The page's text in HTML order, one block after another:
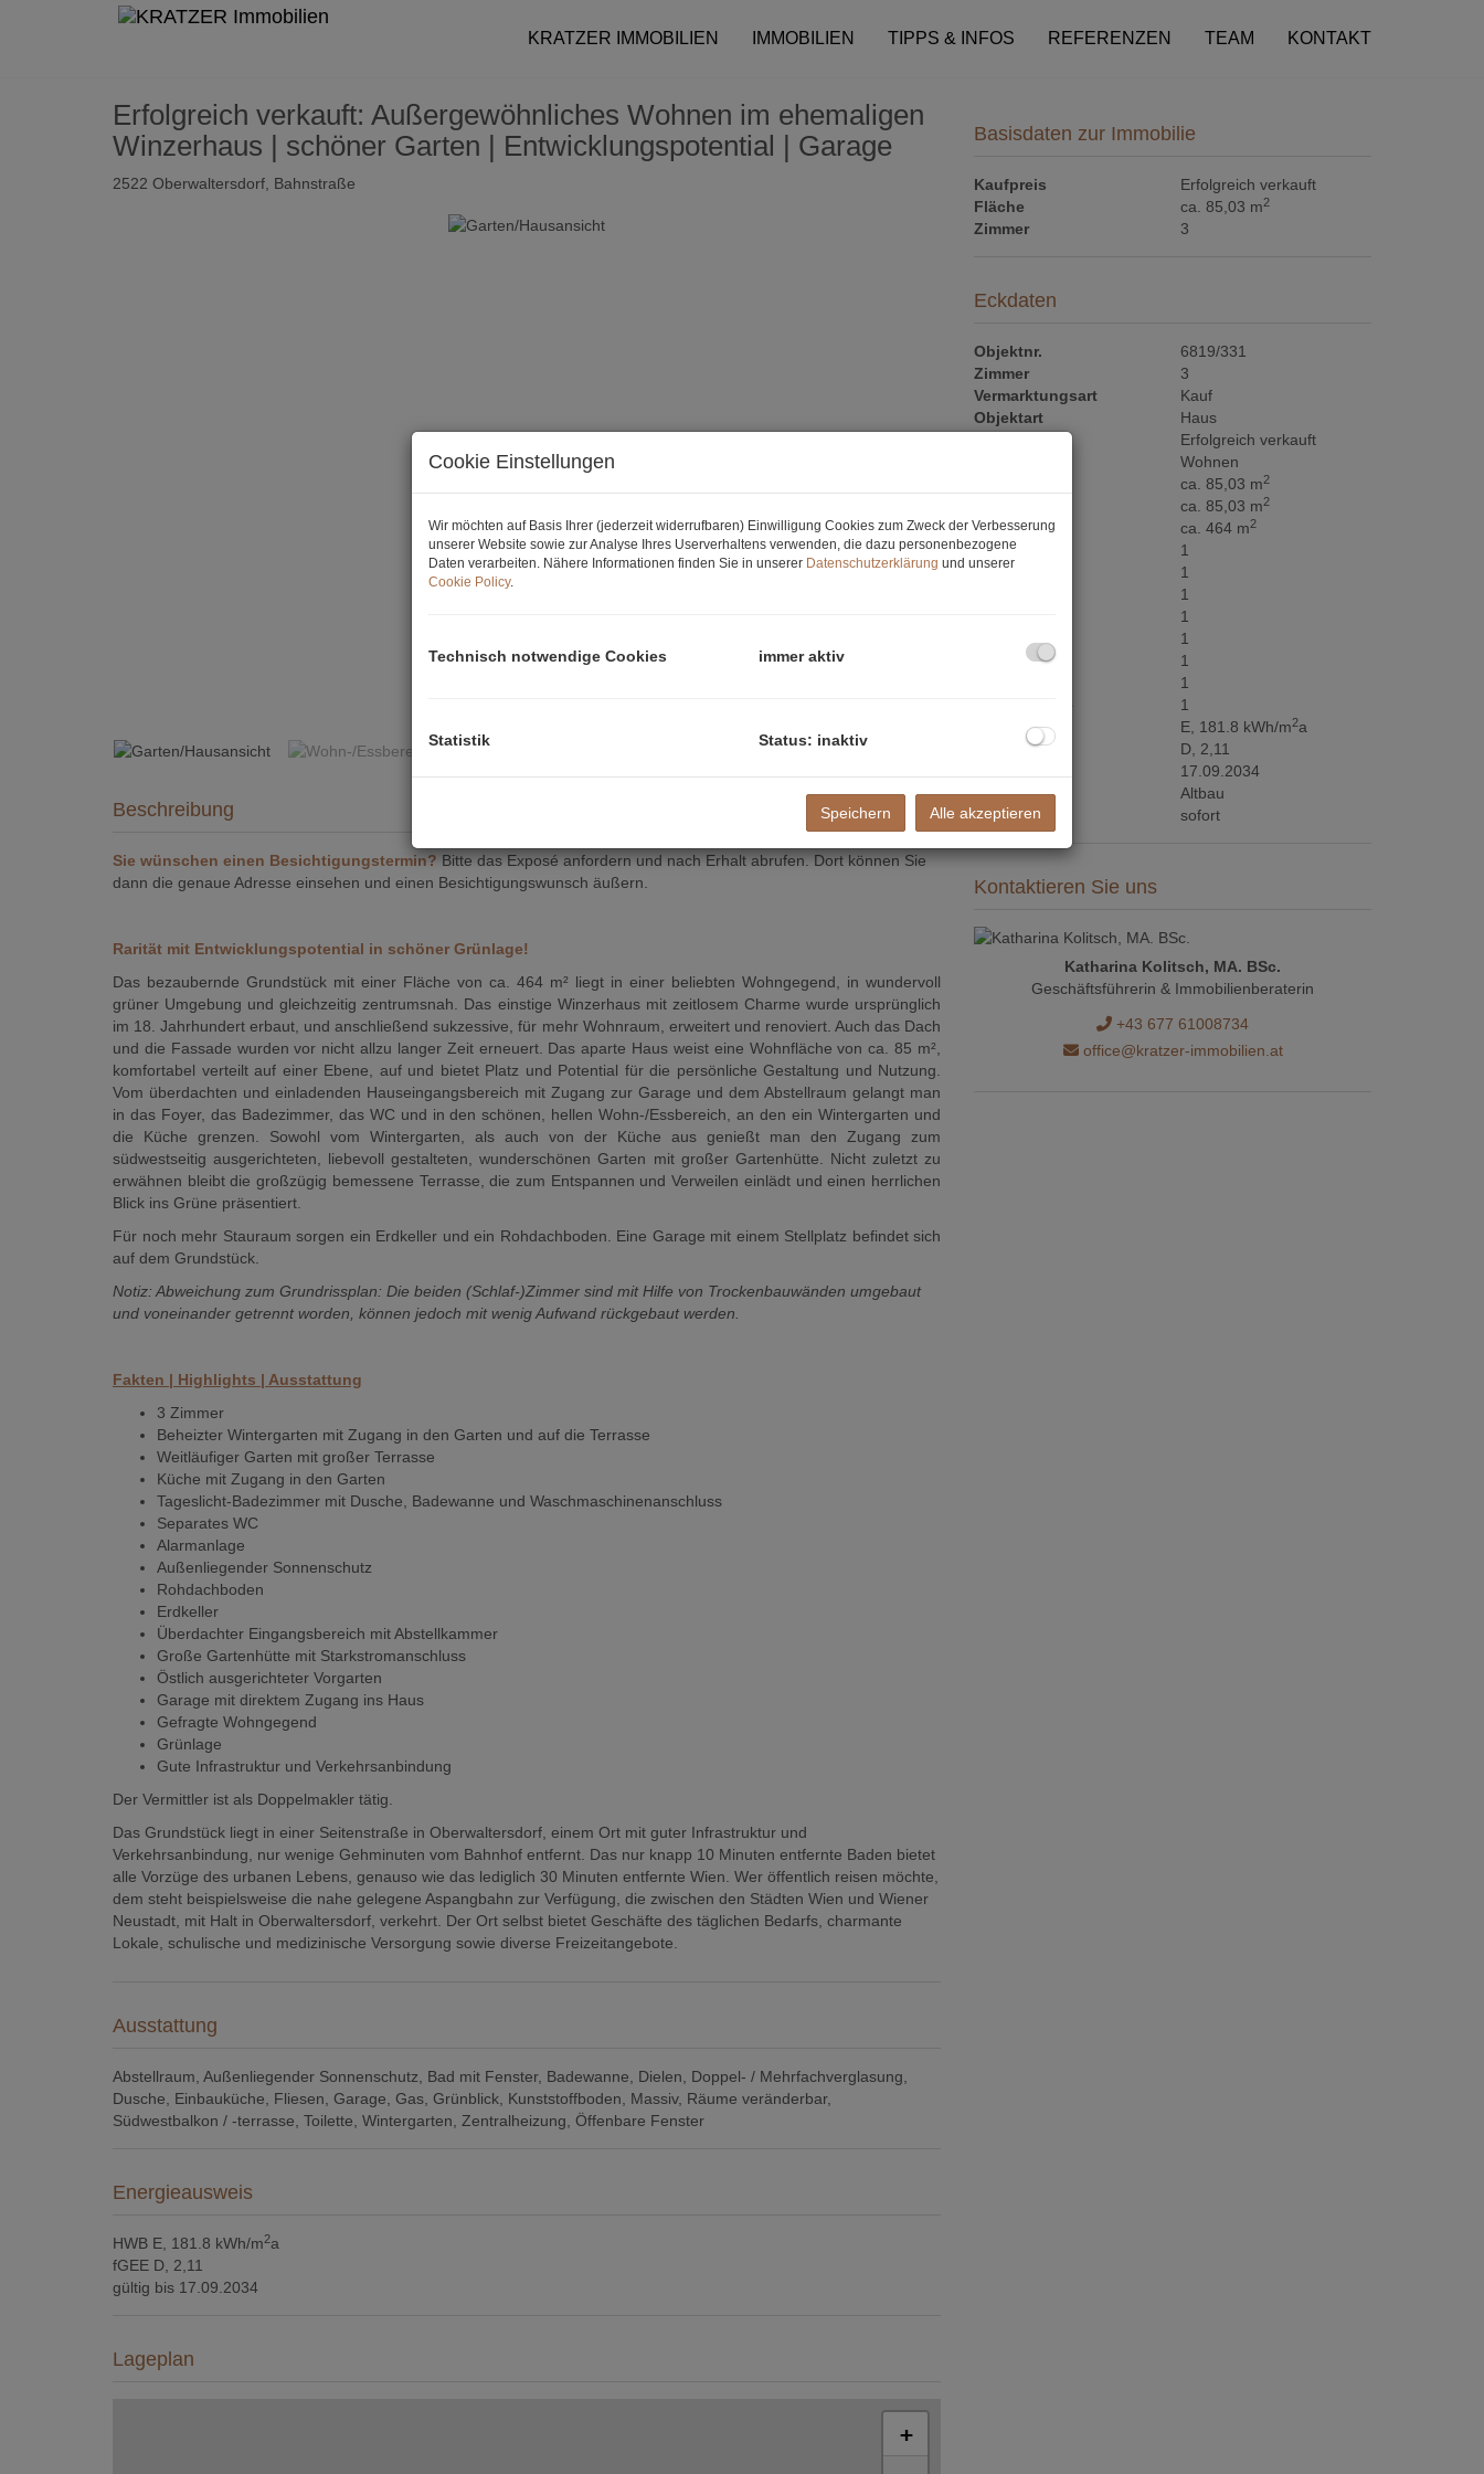
KRATZER IMMOBILIEN IMMOBILIEN TIPPS & INFOS REFERENZEN TEAM KONTAKT
Erfolgreich verkauft: Außergewöhnliches Wohnen im ehemaligen
Winzerhaus | schöner Garten | Entwicklungspotential | Garage
2522 Oberwaltersdorf , Bahnstraße
Beschreibung
Sie wünschen einen Besichtigungstermin?Bitte das Exposé anfordern und nach Erhalt abrufen. Dort können Sie
dann die genaue Adresse einsehen und einen Besichtigungswunsch äußern.
Rarität mit Entwicklungspotential in schöner Grünlage!
Das bezaubernde Grundstück mit einer Fläche von ca. 464 m² liegt in einer beliebten Wohngegend, in wundervoll
grüner Umgebung und gleichzeitig zentrumsnah. Das einstige Winzerhaus mit zeitlosem Charme wurde ursprünglich
im 18. Jahrhundert erbaut, und anschließend sukzessive, für mehr Wohnraum, erweitert und renoviert. Auch das Dach
und die Fassade wurden vor nicht allzu langer Zeit erneuert. Das aparte Haus weist eine Wohnfläche von ca. 85 m²,
komfortabel verteilt auf einer Ebene, auf und bietet Platz und Potential für die persönliche Gestaltung und Nutzung.
Vom überdachten und einladenden Hauseingangsbereich mit Zugang zur Garage und dem Abstellraum gelangt man
in das Foyer, das Badezimmer, das WC und in den schönen, hellen Wohn-/Essbereich, an den ein Wintergarten und
die Küche grenzen. Sowohl vom Wintergarten, als auch von der Küche aus genießt man den Zugang zum
südwestseitig ausgerichteten, liebevoll gestalteten, wunderschönen Garten mit großer Gartenhütte. Nicht zuletzt zu
erwähnen bleibt die großzügig bemessene Terrasse, die zum Entspannen und Verweilen einlädt und einen herrlichen
Blick ins Grüne präsentiert.
Für noch mehr Stauraum sorgen ein Erdkeller und ein Rohdachboden. Eine Garage mit einem Stellplatz befindet sich
auf dem Grundstück.
Notiz: Abweichung zum Grundrissplan: Die beiden (Schlaf-)Zimmer sind mit Hilfe von Trockenbauwänden umgebaut
und voneinander getrennt worden, können jedoch mit wenig Aufwand rückgebaut werden.
Fakten | Highlights | Ausstattung
3 Zimmer
Beheizter Wintergarten mit Zugang in den Garten und auf die Terrasse
Weitläufiger Garten mit großer Terrasse
Küche mit Zugang in den Garten
Tageslicht-Badezimmer mit Dusche, Badewanne und Waschmaschinenanschluss
Separates WC
Alarmanlage
Außenliegender Sonnenschutz
Rohdachboden
Erdkeller
Überdachter Eingangsbereich mit Abstellkammer
Große Gartenhütte mit Starkstromanschluss
Östlich ausgerichteter Vorgarten
Garage mit direktem Zugang ins Haus
Gefragte Wohngegend
Grünlage
Gute Infrastruktur und Verkehrsanbindung
Der Vermittler ist als Doppelmakler tätig.
Das Grundstück liegt in einer Seitenstraße in Oberwaltersdorf, einem Ort mit guter Infrastruktur und
Verkehrsanbindung, nur wenige Gehminuten vom Bahnhof entfernt. Das nur knapp 10 Minuten entfernte Baden bietet
alle Vorzüge des urbanen Lebens, genauso wie das lediglich 30 Minuten entfernte Wien. Wer öffentlich reisen möchte,
dem steht beispielsweise die nahe gelegene Aspangbahn zur Verfügung, die zwischen den Städten Wien und Wiener
Neustadt, mit Halt in Oberwaltersdorf, verkehrt. Der Ort selbst bietet Geschäfte des täglichen Bedarfs, charmante
Lokale, schulische und medizinische Versorgung sowie diverse Freizeitangebote.
Ausstattung
Abstellraum Außenliegender Sonnenschutz Bad mit Fenster Badewanne Dielen
Doppel- / Mehrfachverglasung
Dusche
Einbauküche Fliesen Garage Gas Grünblick Kunststoffboden Massiv Räume veränderbar
Südwestbalkon / -terrasse Toilette Wintergarten Zentralheizung Öffenbare Fenster
Energieausweis
HWB E, 181.8 kWh/m2a
fGEE D, 2,11
gültig bis 17.09.2034
Lageplan
+
Basisdaten zur Immobilie
Kaufpreis
Erfolgreich verkauft
Fläche
ca. 85,03 m2
Zimmer 3
Eckdaten
Objektnr.
6819/331
Zimmer
3
Vermarktungsart
Kauf
Objektart
Haus
Erfolgreich verkauft
Wohnen
ca. 85,03 m2
ca. 85,03 m2
Grundfläche ca. 464 m2
Bäder
1
WC
1
1
1
1
1
1
1
E, 181.8 kWh/m2a
D, 2,11
17.09.2034
Bauart
Altbau
Beziehbar
sofort
Kontaktieren Sie uns
Katharina Kolitsch, MA. BSc.
Geschäftsführerin & Immobilienberaterin
+43 677 61008734
office@kratzer-immobilien.at
Cookie Einstellungen
Wir möchten auf Basis Ihrer (jederzeit widerrufbaren) Einwilligung Cookies zum Zweck der Verbesserung
unserer Website sowie zur Analyse Ihres Userverhaltens verwenden, die dazu personenbezogene
Daten verarbeiten. Nähere Informationen finden Sie in unserer Datenschutzerklärung und unserer
Cookie Policy.
Technisch notwendige Cookies immer aktiv
Statistik Status: inaktiv
Speichern Alle akzeptieren